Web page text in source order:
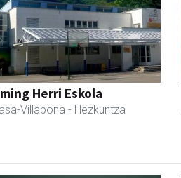
Herri Eskola
Villabona - Hezkuntza